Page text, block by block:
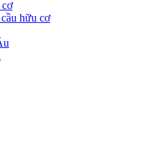
hữu cơ